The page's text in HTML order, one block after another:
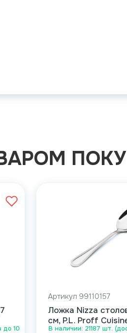
до 10
В наличии: 21187 шт.
Артикул 99110157
Ложка Nizza
см, P.L. Proff